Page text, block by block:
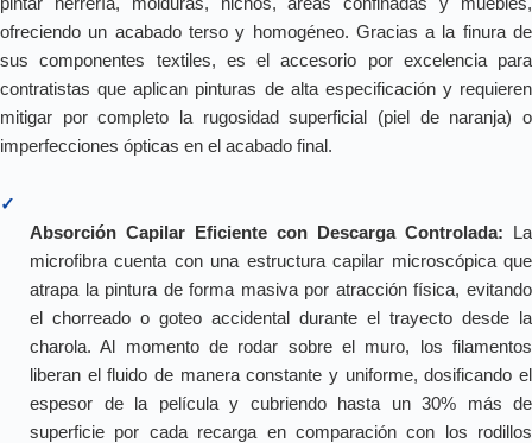
ofreciendo un acabado terso y homogéneo. Gracias a la finura de
sus componentes textiles, es el accesorio por excelencia para
contratistas que aplican pinturas de alta especificación y requieren
mitigar por completo la rugosidad superficial (piel de naranja) o
imperfecciones ópticas en el acabado final.
✓
Absorción Capilar Eficiente con Descarga Controlada: La
microfibra cuenta con una estructura capilar microscópica que
atrapa la pintura de forma masiva por atracción física, evitando
el chorreado o goteo accidental durante el trayecto desde la
charola. Al momento de rodar sobre el muro, los filamentos
liberan el fluido de manera constante y uniforme, dosificando el
espesor de la película y cubriendo hasta un 30% más de
superficie por cada recarga en comparación con los rodillos